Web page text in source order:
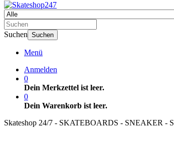
Suchen Suchen
Menü
Anmelden
0
Dein Merkzettel ist leer.
0
Dein Warenkorb ist leer.
Skateshop 24/7 - SKATEBOARDS - SNEAKER -